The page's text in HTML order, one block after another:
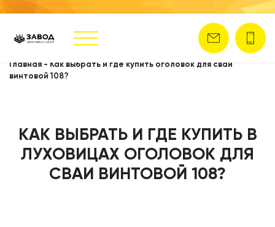
Главная - Как выбрать и где купить оголовок для сваи
винтовой 108?
КАК ВЫБРАТЬ И ГДЕ КУПИТЬ В
ЛУХОВИЦАХ ОГОЛОВОК ДЛЯ
СВАИ ВИНТОВОЙ 108?